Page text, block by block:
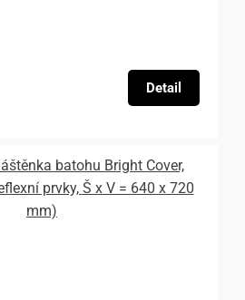
Detail
batohu Bright Cover,
prvky, Š x V = 640 x 720
mm)